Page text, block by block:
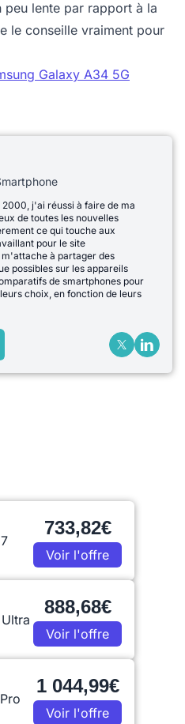
peu lente par rapport à la
le conseille vraiment pour
Galaxy A34 5G
j'ai réussi à faire de ma
de toutes les nouvelles
ce qui touche aux
pour le site
à partager des
possibles sur les appareils
de smartphones pour
choix, en fonction de leurs
733,82€
Voir l'offre
888,68€
Voir l'offre
1 044,99€
Voir l'offre